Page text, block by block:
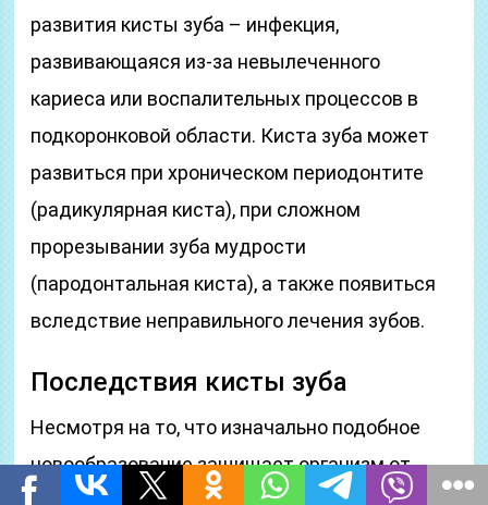
развития кисты зуба – инфекция,
развивающаяся из-за невылеченного
кариеса или воспалительных процессов в
подкоронковой области. Киста зуба может
развиться при хроническом периодонтите
(радикулярная киста), при сложном
прорезывании зуба мудрости
(пародонтальная киста), а также появиться
вследствие неправильного лечения зубов.
Последствия кисты зуба
Несмотря на то, что изначально подобное
новообразование защищает организм от